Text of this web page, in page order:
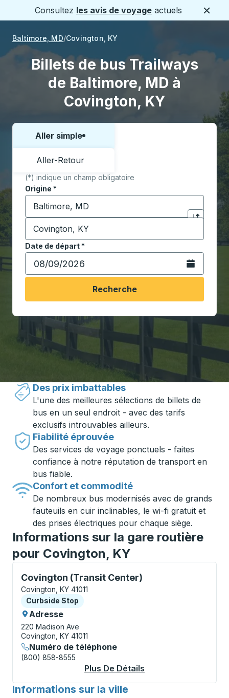
Consultez les avis de voyage actuels
Baltimore, MD Covington, KY
Billets de bus Trailways
de Baltimore, MD à
Covington, KY
Choisissez un sens ou un aller-retour:
Aller simple
Aller-Retour
(*) indique un champ obligatoire
Origine *
Commencez à saisir la ville d'origine pour ouvrir
Cliquez
Destination *
Commencez à saisir la ville de destination pour
Date de départ*
Tapez la date au format date Barre oblique du mois à
Ouvrez le
Recherche
Voyager en toute simplicité avec
Des prix imbattables
L'une des meilleures sélections de billets de
bus en un seul endroit - avec des tarifs
exclusifs introuvables ailleurs.
Fiabilité éprouvée
Des services de voyage ponctuels - faites
confiance à notre réputation de transport en
bus fiable.
Confort et commodité
De nombreux bus modernisés avec de grands
fauteuils en cuir inclinables, le wi-fi gratuit et
des prises électriques pour chaque siège.
Informations sur la gare routière
pour Covington, KY
Covington (Transit Center)
Curbside Stop, utilisez les touches fléchées ou la
Covington, KY 41011
Curbside Stop
Curbside Stop
Adresse
220 Madison Ave
Covington, KY 41011
Numéro de téléphone
(800) 858-8555
Plus De Détails
Informations sur la ville
pour